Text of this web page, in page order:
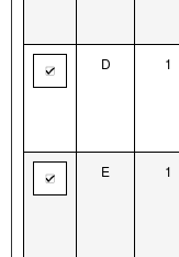
D 1
E 1